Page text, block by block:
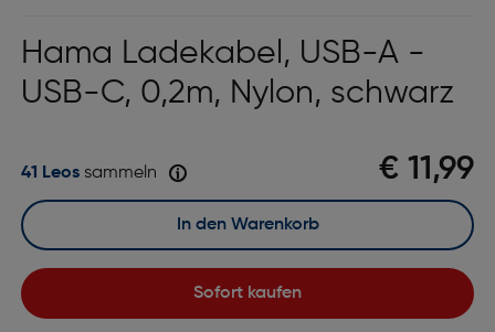
Hama Ladekabel, USB-A -
USB-C, 0,2m, Nylon, schwarz
€ 11,99
41 Leossammeln
Sofort kaufen
In den Warenkorb